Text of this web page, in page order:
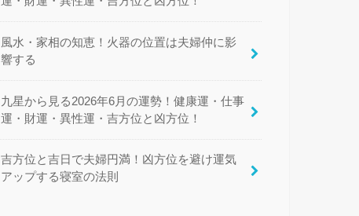
風水・家相の知恵！火器の位置は夫婦仲に影
響する
九星から見る2026年6月の運勢！健康運・仕事
運・財運・異性運・吉方位と凶方位！
吉方位と吉日で夫婦円満！凶方位を避け運気
アップする寝室の法則